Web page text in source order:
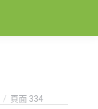
頁面 334